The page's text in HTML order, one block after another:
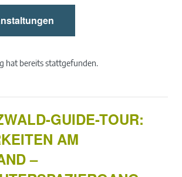
hat bereits stattgefunden.
GUIDE-TOUR:
AM
–